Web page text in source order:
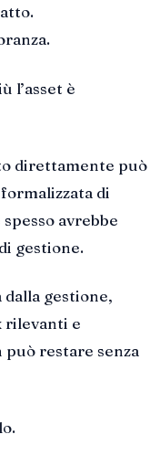
l’asset è
direttamente può
di
avrebbe
gestione.
gestione,
rilevanti e
restare senza